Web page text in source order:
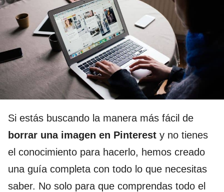
Si estás buscando la manera más fácil de
borrar una imagen en Pinterest y no tienes
el conocimiento para hacerlo, hemos creado
una guía completa con todo lo que necesitas
saber. No solo para que comprendas todo el